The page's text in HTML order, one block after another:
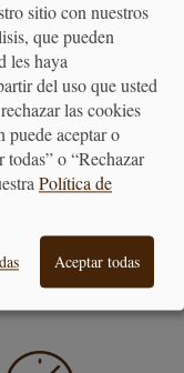
Pascua
sitio con nuestros
que pueden
les haya
del uso que usted
las cookies
puede aceptar o
o “Rechazar
Política de
Aceptar todas